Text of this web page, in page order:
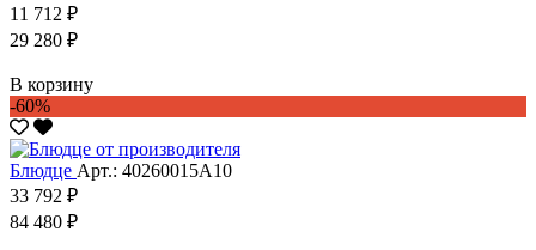
11 712 ₽
29 280 ₽
В корзину
-60%
Блюдце Арт.: 40260015А10
33 792 ₽
84 480 ₽